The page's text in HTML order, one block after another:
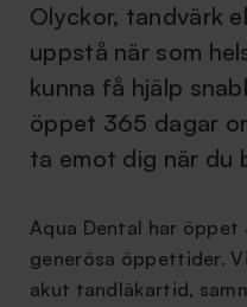
Olyckor, tandvärk
uppstå när som
kunna få hjälp
öppet 365 dagar
ta emot dig när du
Aqua Dental har
generösa öppettider.
akut tandläkartid,